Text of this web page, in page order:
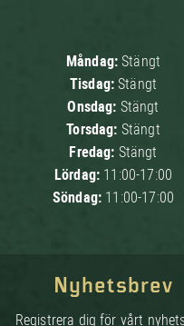
Måndag:Stängt
Tisdag:Stängt
Onsdag: Stängt
Torsdag: Stängt
Fredag: Stängt
Lördag: 11:00-17:00
Söndag: 11:00-17:00
Nyhetsbrev
Registrera dig för vårt